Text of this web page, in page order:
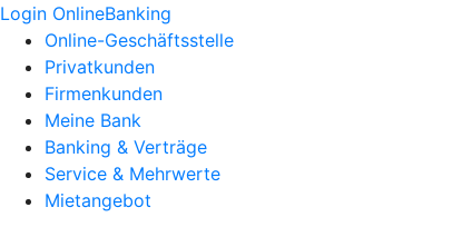
Login OnlineBanking
Online-Geschäftsstelle
Privatkunden
Firmenkunden
Meine Bank
Banking & Verträge
Service & Mehrwerte
Mietangebot